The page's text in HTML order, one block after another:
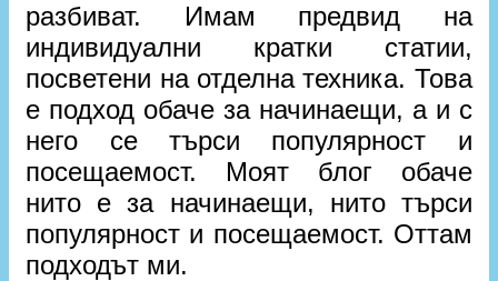
разбиват. Имам предвид на
индивидуални кратки статии,
посветени на отделна техника. Това
е подход обаче за начинаещи, а и с
него се търси популярност и
посещаемост. Моят блог обаче
нито е за начинаещи, нито търси
популярност и посещаемост. Оттам
подходът ми.